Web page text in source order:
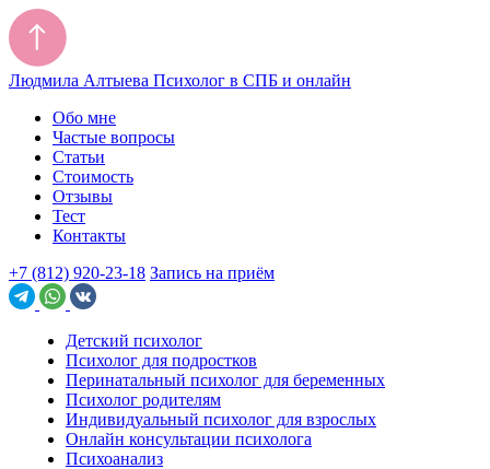
Людмила Алтыева Психолог в СПБ и онлайн
Обо мне
Частые вопросы
Статьи
Стоимость
Отзывы
Тест
Контакты
+7 (812) 920-23-18 Запись на приём
Детский психолог
Психолог для подростков
Перинатальный психолог для беременных
Психолог родителям
Индивидуальный психолог для взрослых
Онлайн консультации психолога
Психоанализ